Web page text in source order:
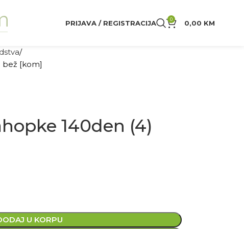
PRIJAVA / REGISTRACIJA 0 0,00 KM
bež [kom]
140den (4)
U KORPU